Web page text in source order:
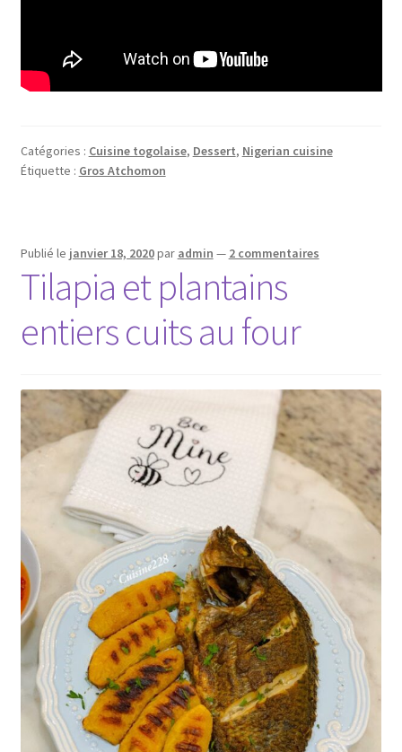
Catégories : Cuisine togolaise, Dessert, Nigerian cuisine
Étiquette : Gros Atchomon
Publié le janvier 18, 2020par admin — 2 commentaires
Tilapia et plantains
entiers cuits au four